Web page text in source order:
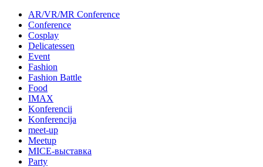
AR/VR/MR Conference
Conference
Cosplay
Delicatessen
Event
Fashion
Fashion Battle
Food
IMAX
Konferencii
Konferencija
meet-up
Meetup
MICE-выставка
Party